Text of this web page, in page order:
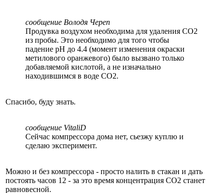
сообщение Володя Череп
Продувка воздухом необходима для удаления CO2
из пробы. Это необходимо для того чтобы
падение pH до 4.4 (момент изменения окраски
метилового оранжевого) было вызвано только
добавляемой кислотой, а не изначально
находившимся в воде CO2.
Спасибо, буду знать.
сообщение VitaliD
Сейчас компрессора дома нет, сьезжу куплю и
сделаю эксперимент.
Можно и без компрессора - просто налить в стакан и дать
постоять часов 12 - за это время концентрация СО2 станет
равновесной.